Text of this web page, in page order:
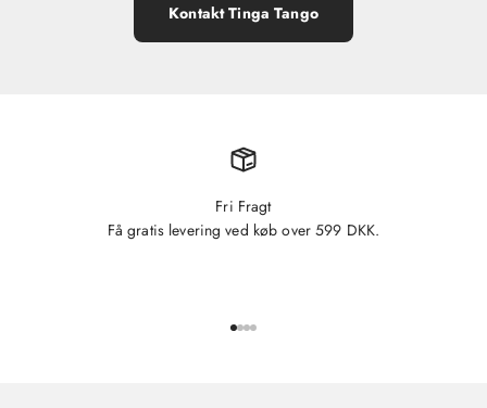
Kontakt Tinga Tango
Fri Fragt
Få gratis levering ved køb over 599 DKK.
Gå til element 1
Gå til element 2
Gå til element 3
Gå til element 4